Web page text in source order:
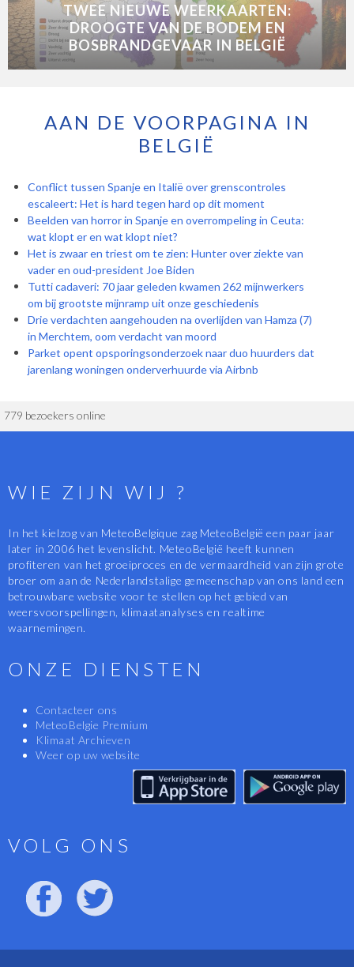
TWEE NIEUWE WEERKAARTEN:
DROOGTE VAN DE BODEM EN
BOSBRANDGEVAAR IN BELGIË
AAN DE VOORPAGINA IN
BELGIË
Conflict tussen Spanje en Italië over grenscontroles
escaleert: Het is hard tegen hard op dit moment
Beelden van horror in Spanje en overrompeling in Ceuta:
wat klopt er en wat klopt niet?
Het is zwaar en triest om te zien: Hunter over ziekte van
vader en oud-president Joe Biden
Tutti cadaveri: 70 jaar geleden kwamen 262 mijnwerkers
om bij grootste mijnramp uit onze geschiedenis
Drie verdachten aangehouden na overlijden van Hamza (7)
in Merchtem, oom verdacht van moord
Parket opent opsporingsonderzoek naar duo huurders dat
jarenlang woningen onderverhuurde via Airbnb
779 bezoekers online
WIE ZIJN WIJ ?
In het kielzog van MeteoBelgique zag MeteoBelgië een paar jaar
later in 2006 het levenslicht. MeteoBelgië heeft kunnen
profiteren van het groeiproces en de vermaardheid van zijn grote
broer om aan de Nederlandstalige gemeenschap van ons land een
betrouwbare website voor te stellen op het gebied van
weersvoorspellingen, klimaatanalyses en realtime
waarnemingen.
ONZE DIENSTEN
Contacteer ons
MeteoBelgie Premium
Klimaat Archieven
Weer op uw website
VOLG ONS